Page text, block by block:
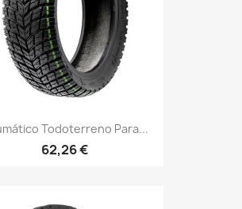
Todoterreno Para...
62,26 €